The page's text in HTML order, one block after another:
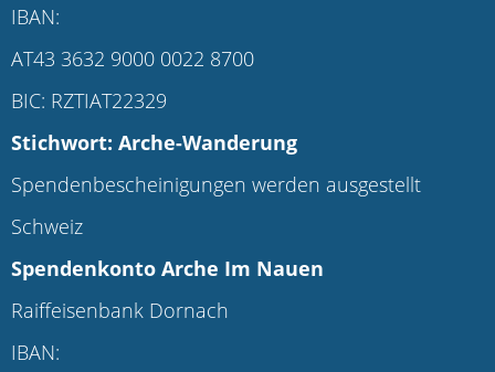
IBAN:
AT43 3632 9000 0022 8700
BIC: RZTIAT22329
Stichwort: Arche-Wanderung
Spendenbescheinigungen werden ausgestellt
Schweiz
Spendenkonto Arche Im Nauen
Raiffeisenbank Dornach
IBAN: